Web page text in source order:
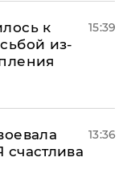
к
из-
15:39
13:36